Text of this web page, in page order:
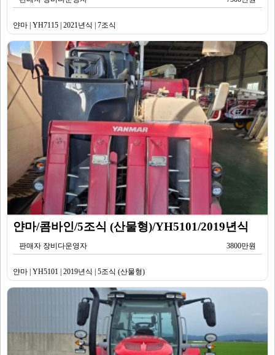
얀마 | YH7115 | 2021년식 | 7조식
얀마/콤바인/5조식 (산물형)/YH5101/2019년식
판매자 장비다운영자 3800만원
얀마 | YH5101 | 2019년식 | 5조식 (산물형)